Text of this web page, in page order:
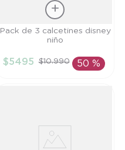
Talla
AÑADIR AL
Pack de 3 calcetines disney
niño
$5495 $10.990 50 %